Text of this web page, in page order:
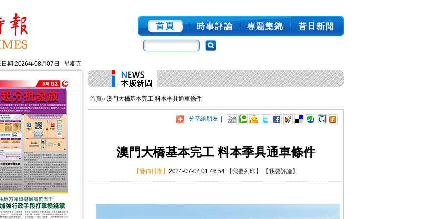
日期:2026年08月07日 星期五
首頁» 澳門大橋基本完工 料本季具通車條件
分享給朋友 |
澳門大橋基本完工 料本季具通車條件
【發佈日期】 2024-07-02 01:46:54 【我要列印】 【我要評論】